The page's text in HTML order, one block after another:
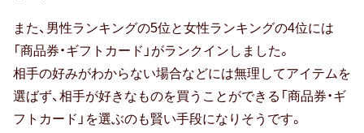
カード式
七夕
年：
61.5%
1
位）
また、男性ランキングの5位と女性ランキングの4位には
「商品券・ギフトカード」がランクインしました。
相手の好みがわからない場合などには無理してアイテムを
選ばず、相手が好きなものを買うことができる「商品券・ギ
フトカード」を選ぶのも賢い手段になりそうです。